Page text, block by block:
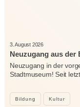
Bildung Kultur
3. August 2026
Neuzugang aus der
Neuzugang in der
Stadtmuseum! Seit